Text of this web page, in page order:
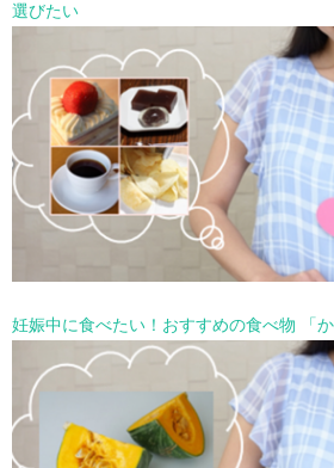
選びたい
妊娠中に食べたい！おすすめの食べ物 「か